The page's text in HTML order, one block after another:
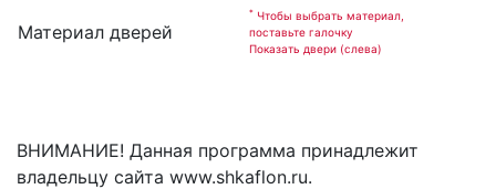
Материал дверей
* Чтобы выбрать материал,
поставьте галочку
Показать двери (слева)
ВНИМАНИЕ! Данная программа принадлежит
владельцу сайта www.shkaflon.ru.